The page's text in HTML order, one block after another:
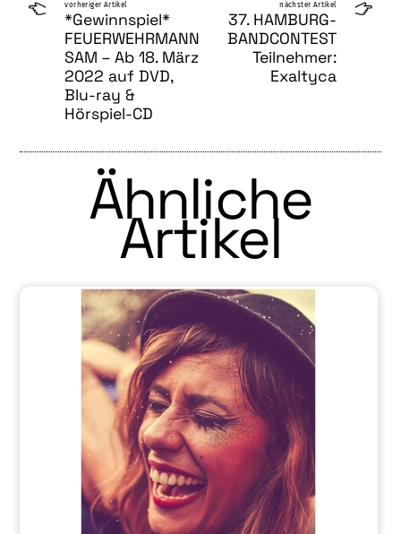
vorheriger Artikel
*Gewinnspiel*
FEUERWEHRMANN
SAM – Ab 18. März
2022 auf DVD,
Blu-ray &
Hörspiel-CD
nächster Artikel
37. HAMBURG-
BANDCONTEST
Teilnehmer:
Exaltyca
Ähnliche
Artikel